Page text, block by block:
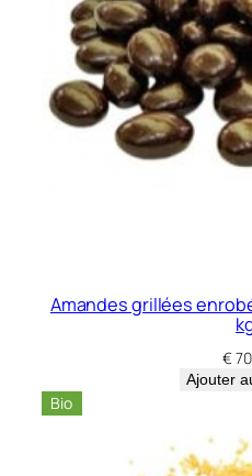
e
k
Amandes grillées
€
Ajouter
Bio